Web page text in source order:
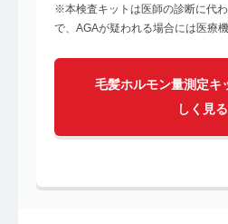
※本検査キットは医師の診断に代
で、AGAが疑われる場合には医療
毛髪ホルモン量測定キ
しく見る